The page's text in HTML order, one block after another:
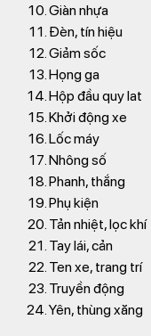
Giàn nhựa
Đèn, tín hiệu
Giảm sốc
Họng ga
Hộp đầu quy lat
Khởi động xe
Lốc máy
Nhông số
Phanh, thắng
Phụ kiện
Tản nhiệt, lọc khí
Tay lái, cản
Ten xe, trang trí
Truyền động
Yên, thùng xăng